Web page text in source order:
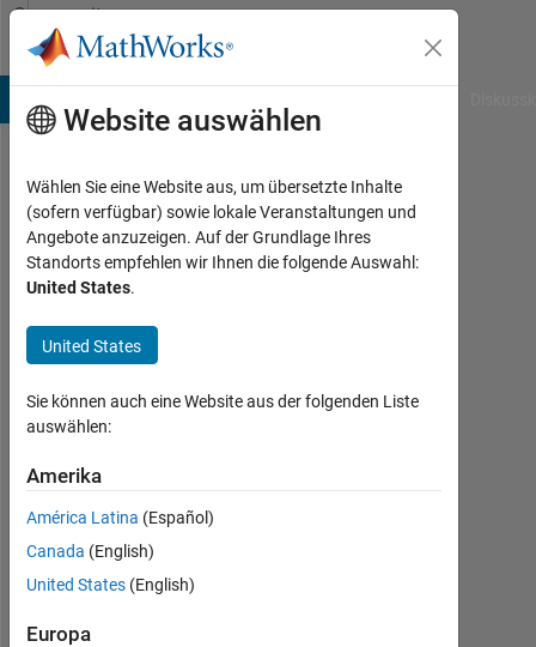
Weiter zum Inhalt
Community
Profile
mona
aljeagdaf
Last
etwa
6
Jahre
Aktiv
seit
2018
0
Website auswählen
Wählen Sie eine Website aus, um übersetzte Inhalte
(sofern verfügbar) sowie lokale Veranstaltungen und
Angebote anzuzeigen. Auf der Grundlage Ihres
Standorts empfehlen wir Ihnen die folgende Auswahl:
United States.
United States
Sie können auch eine Website aus der folgenden Liste
auswählen:
Amerika
América Latina (Español)
Canada (English)
United States (English)
Europa